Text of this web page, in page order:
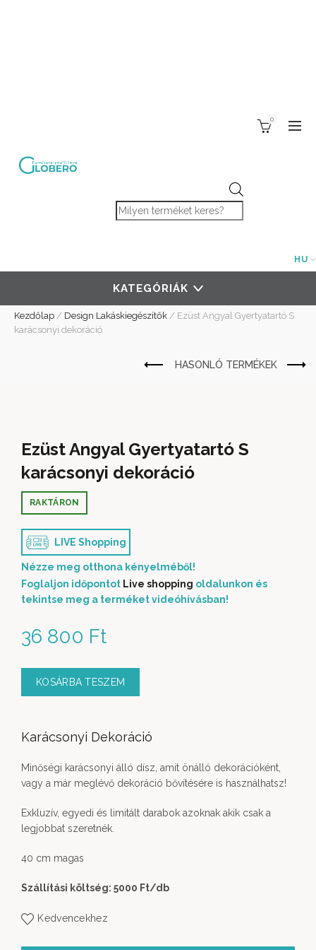
Products search
0
HU
KATEGÓRIÁK
Kezdőlap / Design Lakáskiegészítők / Ezüst Angyal Gyertyatartó S
karácsonyi dekoráció
Ezüst Angyal Gyertyatartó S
karácsonyi dekoráció
36 800 Ft
RAKTÁRON
LIVE Shopping
Nézze meg otthona kényelméből!
Foglaljon időpontot Live shopping oldalunkon és
tekintse meg a terméket videóhívásban!
KOSÁRBA TESZEM
Karácsonyi Dekoráció
Minőségi karácsonyi álló dísz, amit önálló dekorációként,
vagy a már meglévő dekoráció bővítésére is használhatsz!
Exkluzív, egyedi és limitált darabok azoknak akik csak a
legjobbat szeretnék.
40 cm magas
Szállítási költség: 5000 Ft/db
Kedvencekhez